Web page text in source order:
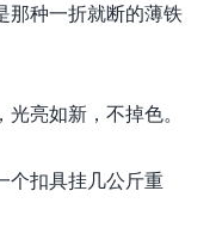
那种一折就断的薄铁
亮如新，不掉色。
个扣具挂几公斤重